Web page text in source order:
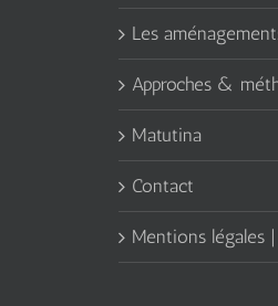
Les
Approches &
Matutina
Contact
Mentions légales